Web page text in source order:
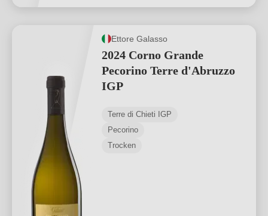
Ettore Galasso
2024 Corno Grande
Pecorino Terre d'Abruzzo
IGP
Terre di Chieti IGP
Pecorino
Trocken